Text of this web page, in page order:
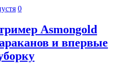
0
Asmongold
и впервые